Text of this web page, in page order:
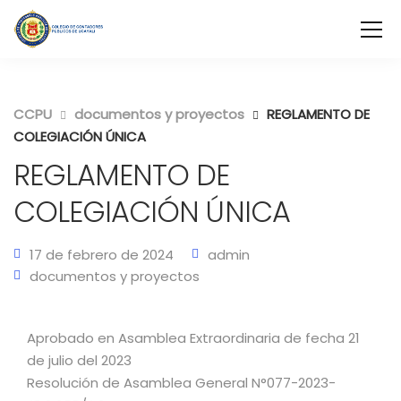
CCPU documentos y proyectos
REGLAMENTO DE
COLEGIACIÓN ÚNICA
REGLAMENTO DE
COLEGIACIÓN ÚNICA
17 de febrero de 2024
admin
documentos y proyectos
Aprobado en Asamblea Extraordinaria de fecha 21
de julio del 2023
Resolución de Asamblea General N°077-2023-